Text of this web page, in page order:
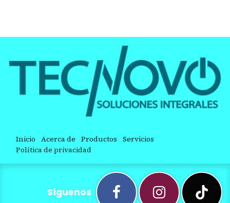
Inicio Acerca de Productos Servicios
Política de privacidad
Síguenos